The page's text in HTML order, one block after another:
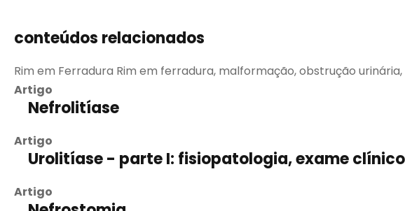
conteúdos relacionados
Rim em Ferradura Rim em ferradura, malformação, obstrução
Artigo
Nefrolitíase
Artigo
Urolitíase - parte I: fisiopatologia, exame
Artigo